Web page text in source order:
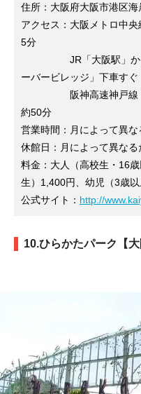
住所：大阪府大阪市港区
アクセス：大阪メトロ中
5分
JR「大阪駅」から大
ーバービレッジ」下車すぐ
阪神高速神戸線「京
約50分
営業時間：月によって異
休館日：月によって異な
料金：大人（高校生・16
生）1,400円、幼児（3歳
公式サイト： http://
10.ひらかたパーク【大